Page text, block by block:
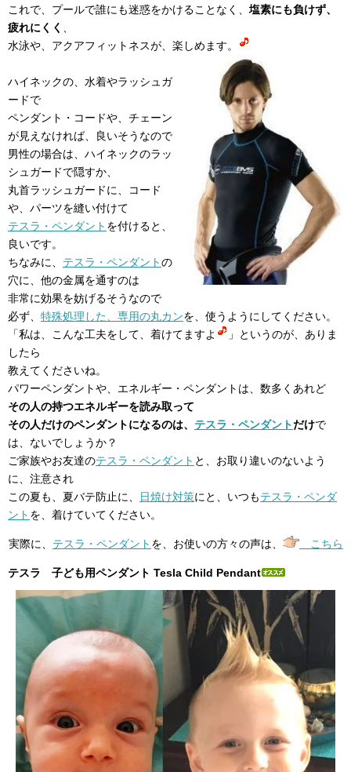
これで、プールで誰にも迷惑をかけることなく、 塩素にも負けず、
疲れにくく
水泳や、アクアフィットネスが、楽しめます。
ハイネックの、水着やラッシュガ
ードで
ペンダント・コードや、チェーン
が見えなければ、良いそうなので
男性の場合は、ハイネックのラッ
シュガードで隠すか、
丸首ラッシュガードに、コード
や、パーツを縫い付けて
テスラ・ペンダント を付けると、
良いです。
ちなみに、 テスラ・ペンダントの
穴に、他の金属を通すのは
非常に効果を妨げるそうなので
必ず、 特殊処理した、専用の丸カンを、使うようにしてください。
「私は、こんな工夫をして、着けてますよ
」というのが、ありま
したら
教えてくださいね。
パワーペンダントや、エネルギー・ペンダントは、数多くあれど
その人の持つエネルギーを読み取って
その人だけのペンダントになるのは、 テスラ・ペンダントだけで
は、ないでしょうか？
ご家族やお友達のテスラ・ペンダント と、お取り違いのないよう
に、注意され
この夏も、夏バテ防止に、
日焼け対策にと、いつもテスラ・ペンダ
ント を、着けていてください。
実際に、 テスラ・ペンダント を、お使いの方々の声は、 こちら
テスラ 子ども用ペンダント Tesla Child Pendant